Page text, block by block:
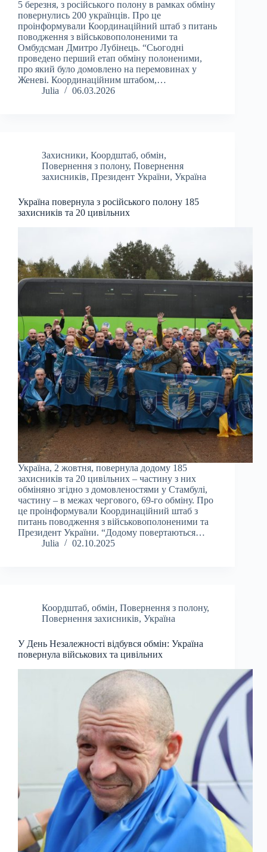
5 березня, з російського полону в рамках обміну
повернулись 200 українців. Про це
проінформували Координаційний штаб з питань
поводження з військовополоненими та
Омбудсман Дмитро Лубінець. “Сьогодні
проведено перший етап обміну полоненими,
про який було домовлено на перемовинах у
Женеві. Координаційним штабом,…
Julia
06.03.2026
Захисники, Коордштаб, обмін,
Повернення з полону, Повернення
захисників, Президент України, Україна
Україна повернула з російського полону 185
захисників та 20 цивільних
Україна, 2 жовтня, повернула додому 185
захисників та 20 цивільних – частину з них
обміняно згідно з домовленостями у Стамбулі,
частину – в межах чергового, 69-го обміну. Про
це проінформували Координаційний штаб з
питань поводження з військовополоненими та
Президент України. “Додому повертаються…
Julia
02.10.2025
Коордштаб, обмін, Повернення з полону,
Повернення захисників, Україна
У День Незалежності відбувся обмін: Україна
повернула військових та цивільних